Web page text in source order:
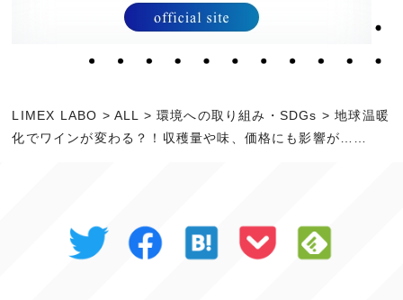
LIMEX LABO > ALL >環境への取り組み・SDGs >地球温暖
化でワインが変わる？！収穫量や味、価格にも影響が……